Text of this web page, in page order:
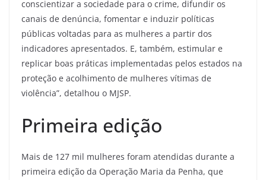
conscientizar a sociedade para o crime, difundir os
canais de denúncia, fomentar e induzir políticas
públicas voltadas para as mulheres a partir dos
indicadores apresentados. E, também, estimular e
replicar boas práticas implementadas pelos estados na
proteção e acolhimento de mulheres vítimas de
violência”, detalhou o MJSP.
Primeira edição
Mais de 127 mil mulheres foram atendidas durante a
primeira edição da Operação Maria da Penha, que